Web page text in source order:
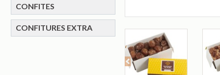
CONFITES
CONFITURES EXTRA
Previous